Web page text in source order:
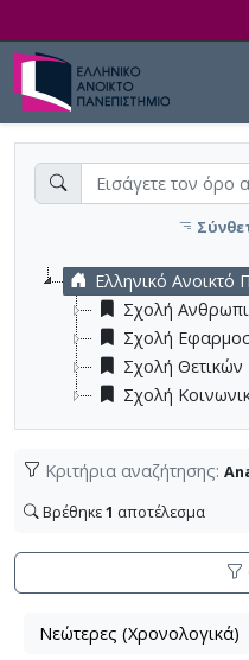
Ελληνικό Ανοικτό
Σχολή
Σχολή
Σχολή Θετικών
Σχολή
Κριτήρια αναζήτησης:
Βρέθηκε1 αποτέλεσμα
Βρέθηκε
ΛίσταΝεώτερες (Χρονολογικά)